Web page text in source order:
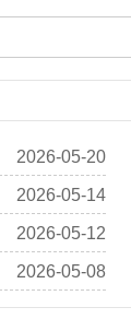
2026-05-20
2026-05-14
2026-05-12
2026-05-08